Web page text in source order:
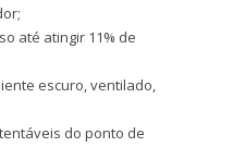
até atingir 11% de
escuro, ventilado,
do ponto de